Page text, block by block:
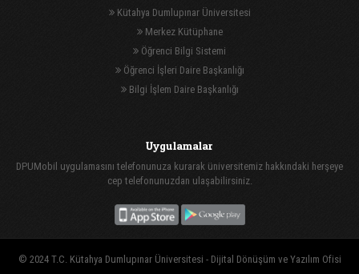
Kütahya Dumlupınar Üniversitesi
Merkez Kütüphane
Öğrenci Bilgi Sistemi
Öğrenci İşleri Daire Başkanlığı
Bilgi İşlem Daire Başkanlığı
Uygulamalar
DPUMobil uygulamasını telefonunuza kurarak üniversitemiz hakkındaki herşeye
cep telefonunuzdan ulaşabilirsiniz.
© 2024 T.C. Kütahya Dumlupınar Üniversitesi - Dijital Dönüşüm ve Yazılım Ofisi